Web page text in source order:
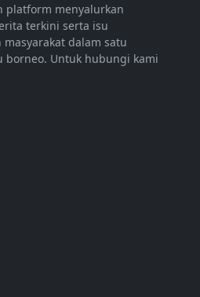
platform menyalurkan
terkini serta isu
dalam satu
borneo. Untuk hubungi kami